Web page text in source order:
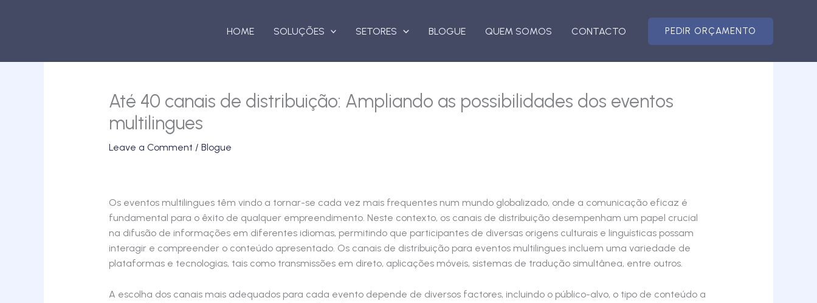
HOME SOLUÇÕES SETORES BLOGUE QUEM SOMOS CONTACTO PEDIR ORÇAMENTO
Até 40 canais de distribuição: Ampliando as possibilidades dos eventos
multilingues
Leave a Comment / Blogue
Os eventos multilingues têm vindo a tornar-se cada vez mais frequentes num mundo globalizado, onde a comunicação eficaz é
fundamental para o êxito de qualquer empreendimento. Neste contexto, os canais de distribuição desempenham um papel crucial
na difusão de informações em diferentes idiomas, permitindo que participantes de diversas origens culturais e linguísticas possam
interagir e compreender o conteúdo apresentado. Os canais de distribuição para eventos multilingues incluem uma variedade de
plataformas e tecnologias, tais como transmissões em direto, aplicações móveis, sistemas de tradução simultânea, entre outros.
A escolha dos canais mais adequados para cada evento depende de diversos factores, incluindo o público-alvo, o tipo de conteúdo a